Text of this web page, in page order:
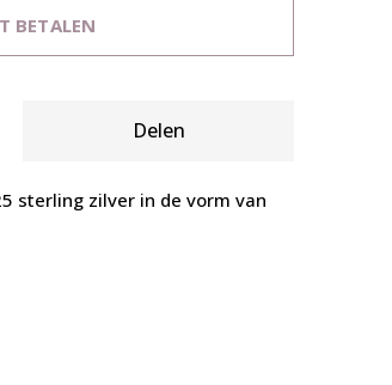
BETALEN
Delen
sterling zilver in de vorm van